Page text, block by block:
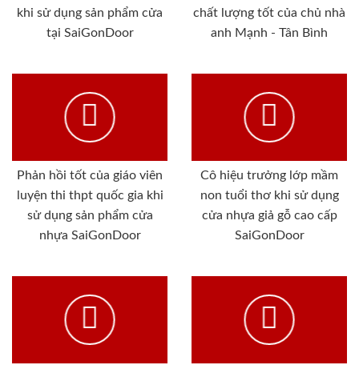
khi sử dụng sản phẩm cửa
tại SaiGonDoor
chất lượng tốt của chủ nhà
anh Mạnh - Tân Bình
Phản hồi tốt của giáo viên
luyện thi thpt quốc gia khi
sử dụng sản phẩm cửa
nhựa SaiGonDoor
Cô hiệu trưởng lớp mầm
non tuổi thơ khi sử dụng
cửa nhựa giả gỗ cao cấp
SaiGonDoor